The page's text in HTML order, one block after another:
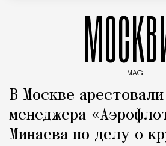
MAG
В Москве
менеджера
Минаева по делу о